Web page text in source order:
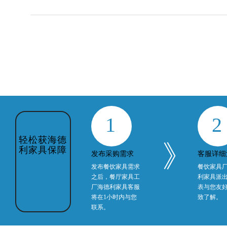
轻松获海德
利家具保障
1
发布采购需求
发布餐饮家具需求
之后，餐厅家具工
厂海德利家具客服
将在1小时内与您
联系。
》
2
客服详
餐饮家具
利家具派
表与您友
致了解。